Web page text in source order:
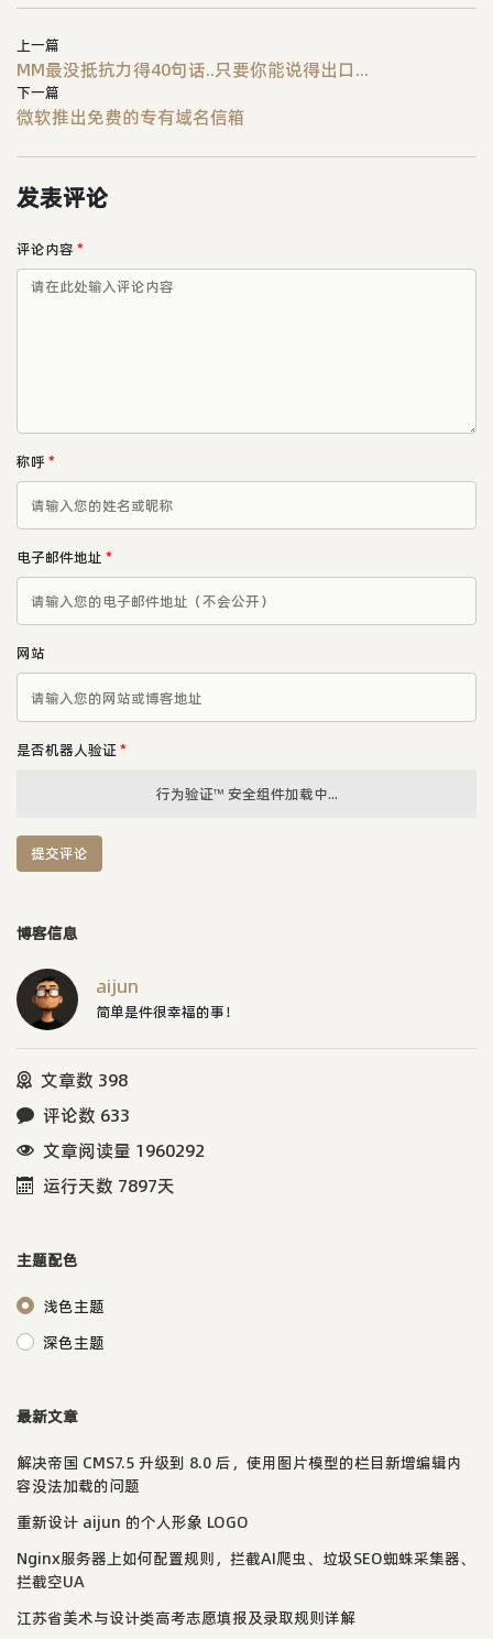
上一篇
MM最没抵抗力得40句话..只要你能说得出口...
下一篇
微软推出免费的专有域名信箱
发表评论
评论内容 *
称呼*
电子邮件地址 *
网站
是否机器人验证 *
行为验证™ 安全组件加载中...
提交评论
博客信息
aijun
简单是件很幸福的事！
文章数 398
评论数 633
文章阅读量 1960292
运行天数 7897天
主题配色
浅色主题
深色主题
最新文章
解决帝国 CMS7.5 升级到 8.0 后，使用图片模型的栏目新增编辑内
容没法加载的问题
重新设计 aijun 的个人形象 LOGO
Nginx服务器上如何配置规则，拦截AI爬虫、垃圾SEO蜘蛛采集器、
拦截空UA
江苏省美术与设计类高考志愿填报及录取规则详解